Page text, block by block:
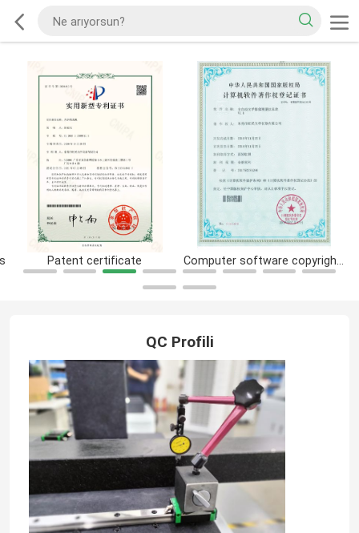
Patent certificate Computer software copyright registration certificate
QC Profili